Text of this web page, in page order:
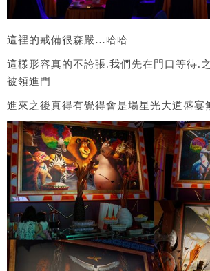
這裡的戒備很森嚴…哈哈
這樣形容真的不誇張.我們先在門口等待.
被領進門
進來之後真得有覺得會是場星光大道盛宴